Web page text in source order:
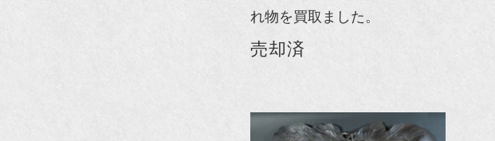
れ物を買取ました。
売却済